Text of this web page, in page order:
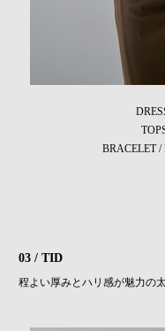
BRACELET /
03 / TID
程よい厚みとハリ感が魅力の